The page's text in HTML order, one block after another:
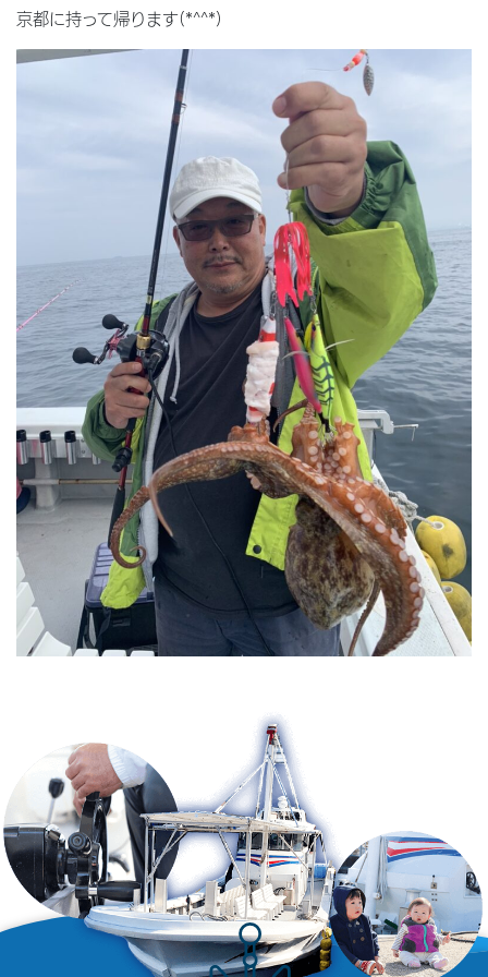
京都に持って帰ります(*^^*)